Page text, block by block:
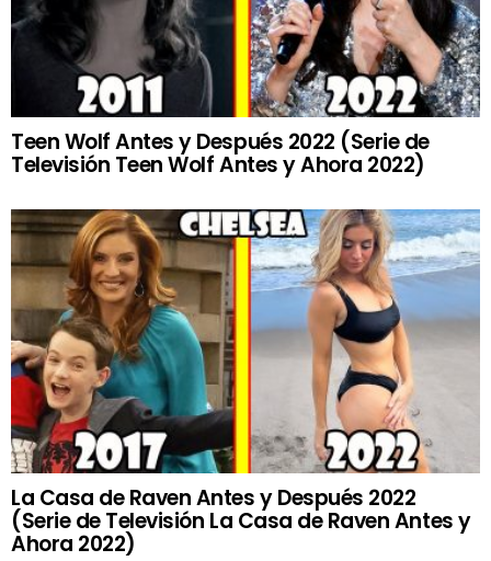
Teen Wolf Antes y Después 2022 (Serie de
Televisión Teen Wolf Antes y Ahora 2022)
La Casa de Raven Antes y Después 2022
(Serie de Televisión La Casa de Raven Antes y
Ahora 2022)